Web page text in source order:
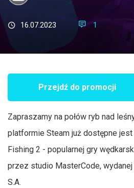
16.07.2023 1
Przejdź do promocji
Zapraszamy na połów ryb nad
platformie Steam już dostępne
Fishing 2 - popularnej gry
przez studio MasterCode,
S.A.